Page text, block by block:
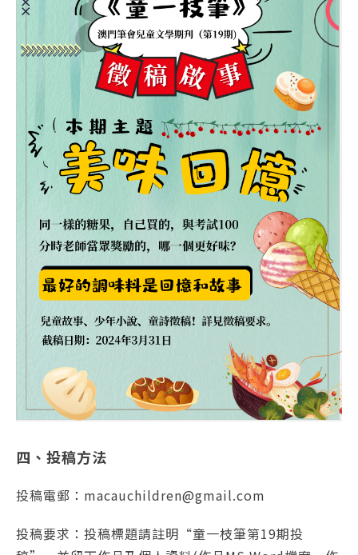
四、投稿方法
投稿電郵：macauchildren@gmail.com
投稿要求：投稿標題請註明“童一枝筆第19期投